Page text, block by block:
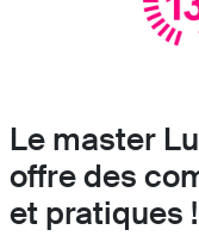
Le master
offre des
et pratiques !